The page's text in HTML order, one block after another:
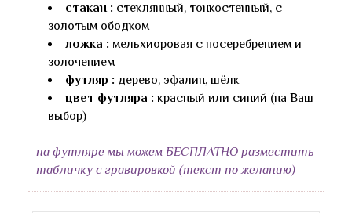
стакан : стеклянный, тонкостенный, с
золотым ободком
ложка : мельхиоровая с посеребрением и
золочением
футляр : дерево, эфалин, шёлк
цвет футляра : красный или синий (на Ваш
выбор)
на футляре мы можем БЕСПЛАТНО разместить
табличку с гравировкой (текст по желанию)